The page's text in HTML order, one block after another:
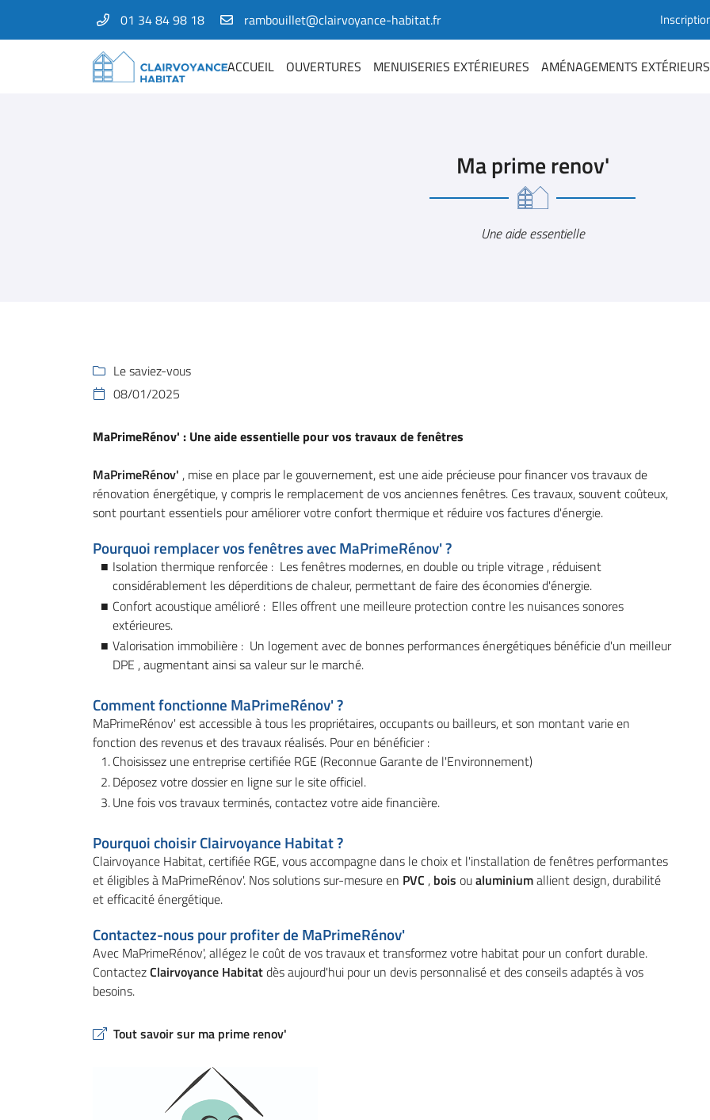
01 34 84 98 18
ACCUEIL OUVERTURES MENUISERIES EXTÉRIEURES AMÉNAGEMENTS EXTÉRIEURS
1 Bis rue Amelia Earhart
78125 Gazeran
01 34 84 98 18
Code Captcha
Rafraîchir le captcha
En cochant cette case, vous consentez à recevoir nos propositions commerciales à l'adresse
Inscription
Ma prime renov'
Une aide essentielle
 Le saviez-vous
 08/01/2025
MaPrimeRénov' : Une aide essentielle pour vos travaux de fenêtres
MaPrimeRénov' , mise en place par le gouvernement, est une aide précieuse pour financer vos travaux de
rénovation énergétique, y compris le remplacement de vos anciennes fenêtres. Ces travaux, souvent coûteux,
sont pourtant essentiels pour améliorer votre confort thermique et réduire vos factures d'énergie.
Pourquoi remplacer vos fenêtres avec MaPrimeRénov' ?
Isolation thermique renforcée : Les fenêtres modernes, en double ou triple vitrage , réduisent
considérablement les déperditions de chaleur, permettant de faire des économies d'énergie.
Confort acoustique amélioré : Elles offrent une meilleure protection contre les nuisances sonores
extérieures.
Valorisation immobilière : Un logement avec de bonnes performances énergétiques bénéficie d'un meilleur
DPE , augmentant ainsi sa valeur sur le marché.
Comment fonctionne MaPrimeRénov' ?
MaPrimeRénov' est accessible à tous les propriétaires, occupants ou bailleurs, et son montant varie en
fonction des revenus et des travaux réalisés. Pour en bénéficier :
Choisissez une entreprise certifiée RGE (Reconnue Garante de l'Environnement)
Déposez votre dossier en ligne sur le site officiel.
Une fois vos travaux terminés, contactez votre aide financière.
Pourquoi choisir Clairvoyance Habitat ?
Clairvoyance Habitat, certifiée RGE, vous accompagne dans le choix et l'installation de fenêtres performantes
et éligibles à MaPrimeRénov'. Nos solutions sur-mesure en PVC , bois oualuminiumallient design, durabilité
et efficacité énergétique.
Contactez-nous pour profiter de MaPrimeRénov'
Avec MaPrimeRénov', allégez le coût de vos travaux et transformez votre habitat pour un confort durable.
ContactezClairvoyance Habitatdès aujourd'hui pour un devis personnalisé et des conseils adaptés à vos
besoins.
Tout savoir sur ma prime renov'